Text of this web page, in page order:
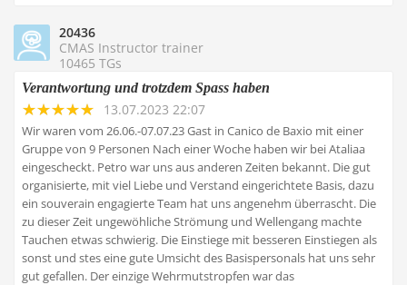
20436
CMAS Instructor trainer
10465 TGs
Verantwortung und trotzdem Spass haben
13.07.2023 22:07
Wir waren vom 26.06.-07.07.23 Gast in Canico de Baxio mit einer
Gruppe von 9 Personen Nach einer Woche haben wir bei Ataliaa
eingescheckt. Petro war uns aus anderen Zeiten bekannt. Die gut
organisierte, mit viel Liebe und Verstand eingerichtete Basis, dazu
ein souverain engagierte Team hat uns angenehm überrascht. Die
zu dieser Zeit ungewöhliche Strömung und Wellengang machte
Tauchen etwas schwierig. Die Einstiege mit besseren Einstiegen als
sonst und stes eine gute Umsicht des Basispersonals hat uns sehr
gut gefallen. Der einzige Wehrmutstropfen war das